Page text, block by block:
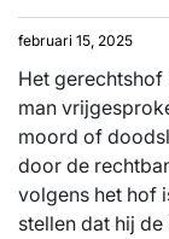
februari 15, 2025
Het gerechtshof
man
moord of
door de
volgens het hof
stellen dat hij